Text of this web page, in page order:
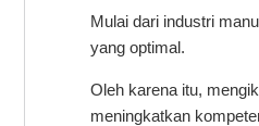
Mulai dari industri
yang optimal.
Oleh karena itu,
meningkatkan